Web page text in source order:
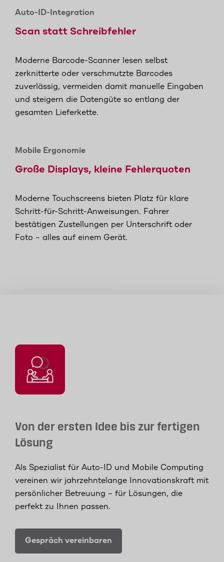
Auto-ID-Integration
Scan statt Schreibfehler
Moderne Barcode-Scanner lesen selbst
zerknitterte oder verschmutzte Barcodes
zuverlässig, vermeiden damit manuelle Eingaben
und steigern die Datengüte so entlang der
gesamten Lieferkette.
Mobile Ergonomie
Große Displays, kleine Fehlerquoten
Moderne Touchscreens bieten Platz für klare
Schritt-für-Schritt-Anweisungen. Fahrer
bestätigen Zustellungen per Unterschrift oder
Foto – alles auf einem Gerät.
Von der ersten Idee bis zur fertigen
Lösung
Als Spezialist für Auto-ID und Mobile Computing
vereinen wir jahrzehntelange Innovationskraft mit
persönlicher Betreuung – für Lösungen, die
perfekt zu Ihnen passen.
Gespräch vereinbaren